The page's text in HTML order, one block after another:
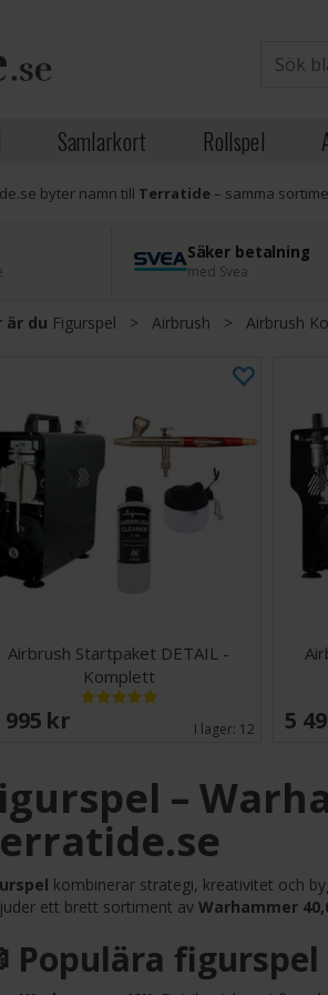
Samlarkort Rollspel
byter namn till Terratide– samma
Säker betalning
med Svea
är du Figurspel > Airbrush > Airbrush
Airbrush Startpaket DETAIL -
Komplett
SEK I lager: 12 5
–
kombinerar strategi, kreativitet och
ett brett sortiment av Warhammer
Populära figurspel